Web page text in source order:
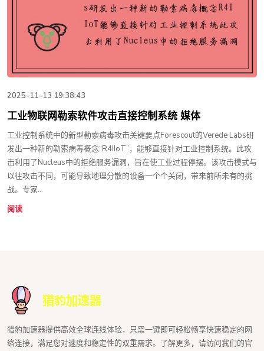
2025-11-13 19:38:43
工业物联网勒索软件攻击直接控制系统 媒体
工业控制系统中的新型勒索病毒攻击关键要点Forescout的Verede Labs研
发出一种新的勒索病毒概念“R4IIoT”，能够直接针对工业控制系统。此攻
击利用了Nucleus中的拒绝服务漏洞，旨在使工业过程停摆。该攻击模式与
以往攻击不同，可能导致地理分散的设备一个个关闭，带来前所未有的挑
战。专家...
阅读
猎豹加速器提供高效全球连线体验，只需一键即可轻松畅享快速稳定的网
络连接，满足您对速度和稳定性的双重需求。了解更多，请访问我们的官